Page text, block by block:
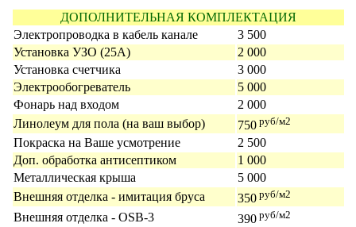
ДОПОЛНИТЕЛЬНАЯ КОМПЛЕКТАЦИЯ
Электропроводка в кабель канале
3 500
Установка УЗО (25А)
2 000
Установка счетчика
3 000
Электрообогреватель
5 000
Фонарь над входом
2 000
Линолеум для пола (на ваш выбор)
750 руб/м2
Покраска на Ваше усмотрение
2 500
Доп. обработка антисептиком
1 000
Металлическая крыша
5 000
Внешняя отделка - имитация бруса
350 руб/м2
Внешняя отделка - OSB-3 390 руб/м2